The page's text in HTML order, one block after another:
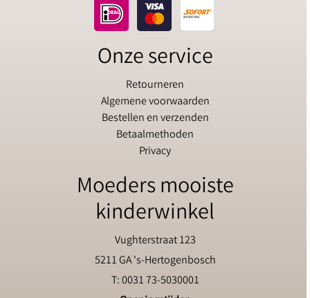
Onze service
Retourneren
Algemene voorwaarden
Bestellen en verzenden
Betaalmethoden
Privacy
Moeders mooiste
kinderwinkel
Vughterstraat 123
5211 GA 's-Hertogenbosch
T: 0031 73-5030001